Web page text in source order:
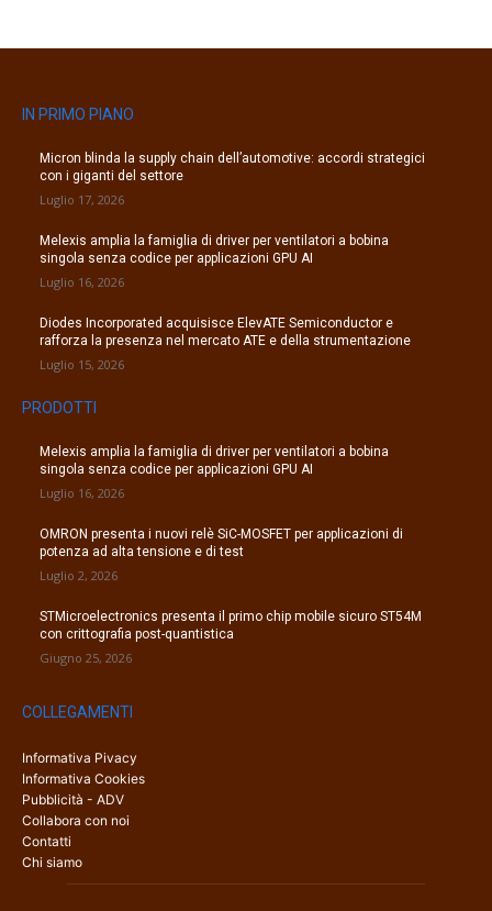
IN PRIMO PIANO
Micron blinda la supply chain dell’automotive: accordi strategici
con i giganti del settore
Luglio 17, 2026
Melexis amplia la famiglia di driver per ventilatori a bobina
singola senza codice per applicazioni GPU AI
Luglio 16, 2026
Diodes Incorporated acquisisce ElevATE Semiconductor e
rafforza la presenza nel mercato ATE e della strumentazione
Luglio 15, 2026
PRODOTTI
Melexis amplia la famiglia di driver per ventilatori a bobina
singola senza codice per applicazioni GPU AI
Luglio 16, 2026
OMRON presenta i nuovi relè SiC-MOSFET per applicazioni di
potenza ad alta tensione e di test
Luglio 2, 2026
STMicroelectronics presenta il primo chip mobile sicuro ST54M
con crittografia post-quantistica
Giugno 25, 2026
COLLEGAMENTI
Informativa Pivacy
Informativa Cookies
Pubblicità - ADV
Collabora con noi
Contatti
Chi siamo